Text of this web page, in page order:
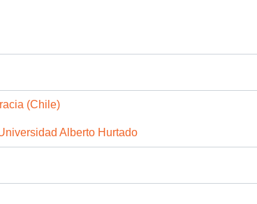
(Chile)
Alberto Hurtado